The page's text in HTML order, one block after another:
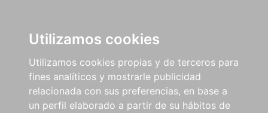
Utilizamos cookies
Utilizamos cookies propias y de terceros para
fines analíticos y mostrarle publicidad
relacionada con sus preferencias, en base a
un perfil elaborado a partir de su hábitos de